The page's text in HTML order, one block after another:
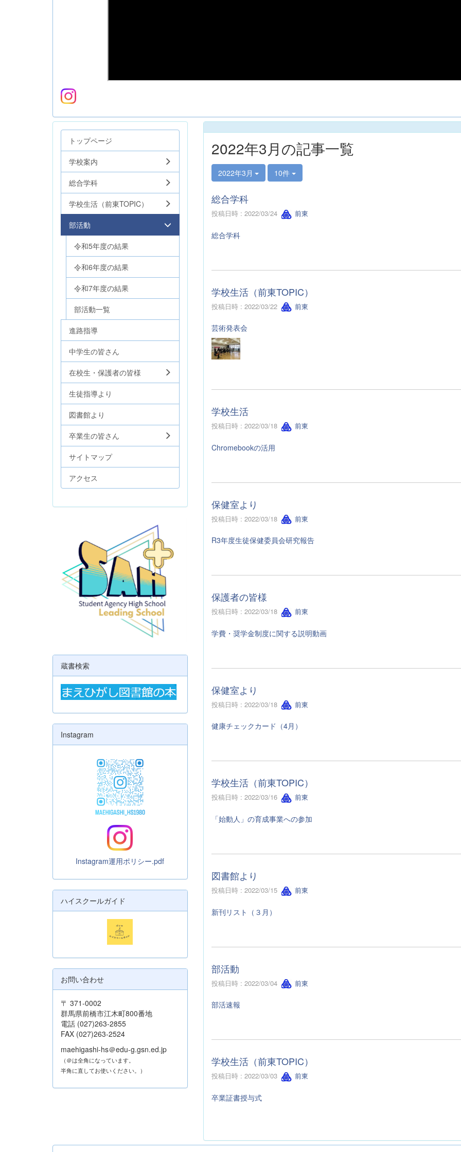
2022年3月の記事一覧
2022年3月 10件
総合学科
投稿日時 : 2022/03/24 前東
総合学科
学校生活（前東TOPIC）
投稿日時 : 2022/03/22 前東
芸術発表会
学校生活
投稿日時 : 2022/03/18 前東
Chromebookの活用
保健室より
投稿日時 : 2022/03/18 前東
R3年度生徒保健委員会研究報告
保護者の皆様
投稿日時 : 2022/03/18 前東
学費・奨学金制度に関する説明動画
保健室より
投稿日時 : 2022/03/18 前東
健康チェックカード（4月）
学校生活（前東TOPIC）
投稿日時 : 2022/03/16 前東
「始動人」の育成事業への参加
図書館より
投稿日時 : 2022/03/15 前東
新刊リスト（３月）
部活動
投稿日時 : 2022/03/04 前東
部活速報
学校生活（前東TOPIC）
投稿日時 : 2022/03/03 前東
卒業証書授与式
トップページ
学校案内
総合学科
学校生活（前東TOPIC）
部活動
令和5年度の結果
令和6年度の結果
令和7年度の結果
部活動一覧
進路指導
中学生の皆さん
在校生・保護者の皆様
生徒指導より
図書館より
卒業生の皆さん
サイトマップ
アクセス
蔵書検索
Instagram
Instagram運用ポリシー.pdf
ハイスクールガイド
お問い合わせ
〒 371-0002
群馬県前橋市江木町800番地
電話 (027)263-2855
FAX (027)263-2524
maehigashi-hs＠edu-g.gsn.ed.jp
（＠は全角になっています。
半角に直してお使いください。）